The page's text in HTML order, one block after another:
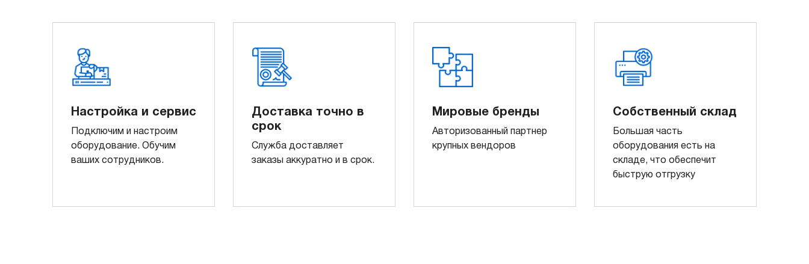
Настройка и сервис
Подключим и настроим
оборудование. Обучим
ваших сотрудников.
Доставка точно в
срок
Служба доставляет
заказы аккуратно и в срок.
Мировые бренды
Авторизованный партнер
крупных вендоров
Собственный склад
Большая часть
оборудования есть на
складе, что обеспечит
быструю отгрузку